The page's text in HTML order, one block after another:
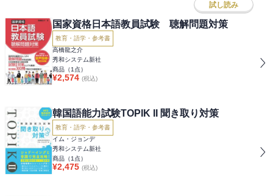
試し読み
国家資格日本語教員試験 聴解問題対策
教育・語学・参考書
高橋龍之介
秀和システム新社
商品（1 点）
¥2,574 (税込)
韓国語能力試験TOPIK II 聞き取り対策
教育・語学・参考書
イム・ジョンデ
秀和システム新社
商品（1 点）
¥2,475 (税込)